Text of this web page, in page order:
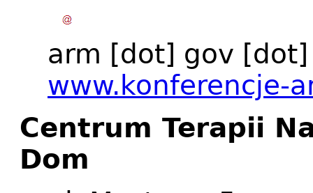
arm [dot] gov
www.konferencje-
Centrum Terapii
Dom